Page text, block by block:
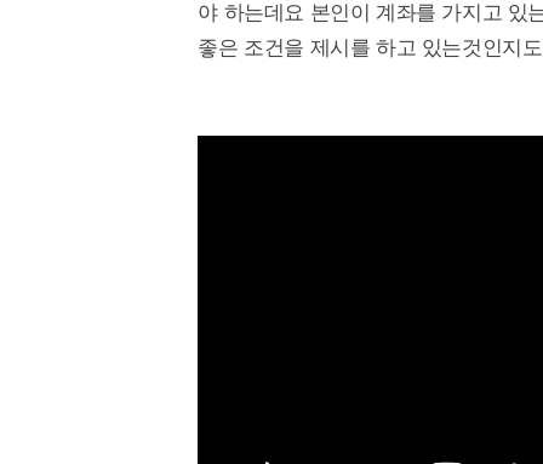
야 하는데요 본인이 계좌를 가지고 있
좋은 조건을 제시를 하고 있는것인지